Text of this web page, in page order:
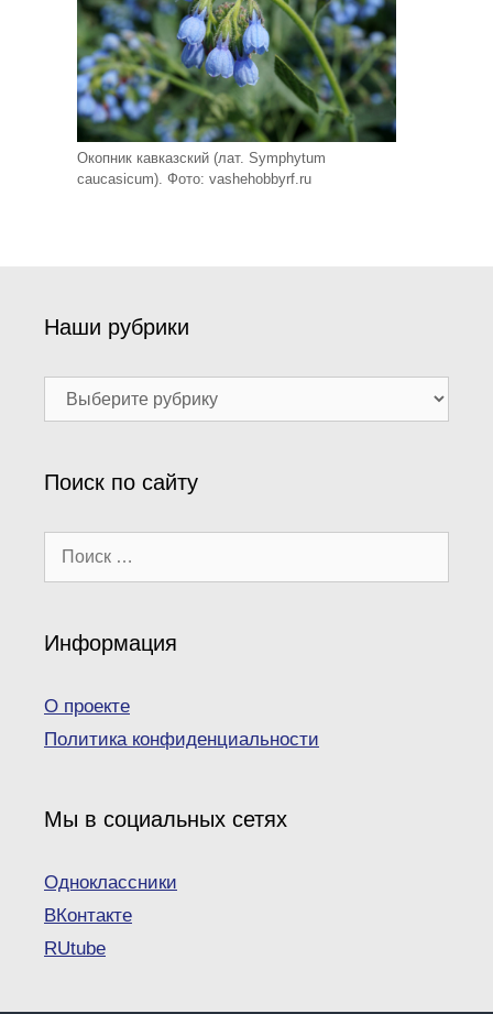
Окопник кавказский (лат. Symphytum
caucasicum). Фото: vashehobbyrf.ru
Наши рубрики
Наши
рубрики
Поиск по сайту
Поиск:
Информация
О проекте
Политика конфиденциальности
Мы в социальных сетях
Одноклассники
ВКонтакте
RUtube